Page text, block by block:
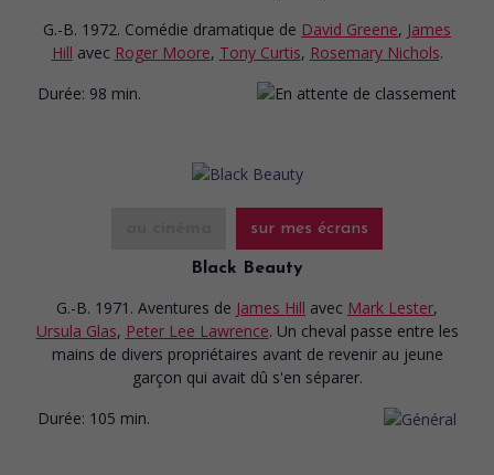
G.-B. 1972. Comédie dramatique de David Greene, James
Hill avec Roger Moore, Tony Curtis, Rosemary Nichols.
Durée: 98 min.
sur mes écrans
Black Beauty
G.-B. 1971. Aventures de James Hill avec Mark Lester,
Ursula Glas, Peter Lee Lawrence. Un cheval passe entre les
mains de divers propriétaires avant de revenir au jeune
garçon qui avait dû s'en séparer.
Durée: 105 min.